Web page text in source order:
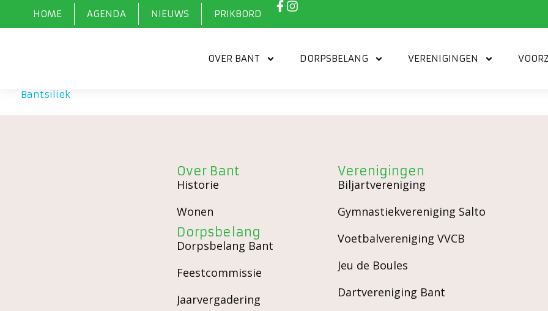
HOME AGENDA NIEUWS PRIKBORD
OVER BANT DORPSBELANG VERENIGINGEN
Bantsiliek
Over Bant
Historie
Wonen
Dorpsbelang
Dorpsbelang Bant
Feestcommissie
Jaarvergadering
Verenigingen
Biljartvereniging
Gymnastiekvereniging Salto
Voetbalvereniging VVCB
Jeu de Boules
Dartvereniging Bant